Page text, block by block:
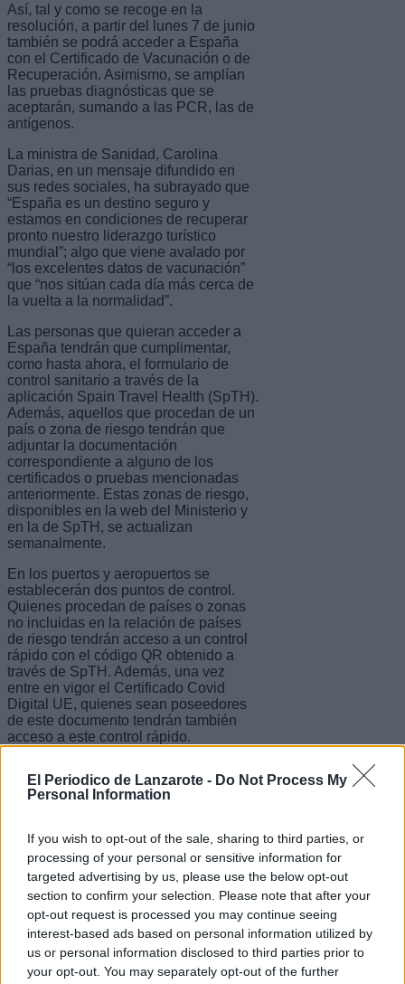
El Periodico de Lanzarote - Do Not Process My
Personal Information
If you wish to opt-out of the sale, sharing to third parties, or
processing of your personal or sensitive information for
targeted advertising by us, please use the below opt-out
section to confirm your selection. Please note that after your
opt-out request is processed you may continue seeing
interest-based ads based on personal information utilized by
us or personal information disclosed to third parties prior to
your opt-out. You may separately opt-out of the further
Así, tal y como se recoge en la
resolución, a partir del lunes 7 de junio
también se podrá acceder a España
con el Certificado de Vacunación o de
Recuperación. Asimismo, se amplían
las pruebas diagnósticas que se
aceptarán, sumando a las PCR, las de
antígenos.
La ministra de Sanidad, Carolina
Darias, en un mensaje difundido en
sus redes sociales, ha subrayado que
“España es un destino seguro y
estamos en condiciones de recuperar
pronto nuestro liderazgo turístico
mundial”; algo que viene avalado por
“los excelentes datos de vacunación”
que “nos sitúan cada día más cerca de
la vuelta a la normalidad”.
Las personas que quieran acceder a
España tendrán que cumplimentar,
como hasta ahora, el formulario de
control sanitario a través de la
aplicación Spain Travel Health (SpTH).
Además, aquellos que procedan de un
país o zona de riesgo tendrán que
adjuntar la documentación
correspondiente a alguno de los
certificados o pruebas mencionadas
anteriormente. Estas zonas de riesgo,
disponibles en la web del Ministerio y
en la de SpTH, se actualizan
semanalmente.
En los puertos y aeropuertos se
establecerán dos puntos de control.
Quienes procedan de países o zonas
no incluidas en la relación de países
de riesgo tendrán acceso a un control
rápido con el código QR obtenido a
través de SpTH. Además, una vez
entre en vigor el Certificado Covid
Digital UE, quienes sean poseedores
de este documento tendrán también
acceso a este control rápido.
zonas que sí están incluidas en la
relación de países de riesgo tendrán
de manera aleatoria, que tendrá en
cuenta su lugar de procedencia y el
nivel de incidencia. En la validación
del certificado de vacunación, España
únicamente aceptará las vacunas
aprobadas por la EMA, así como las
reconocidas por la OMS.
Estos trámites serán obligatorios para
toda persona cuyo destino final sea